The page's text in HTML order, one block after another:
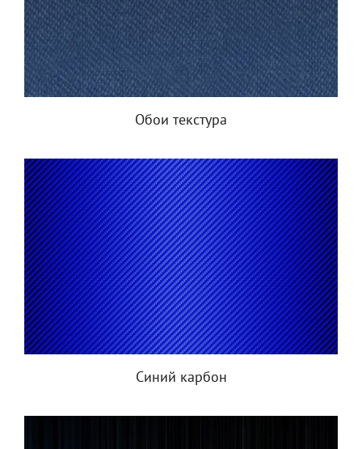
Обои текстура
Синий карбон